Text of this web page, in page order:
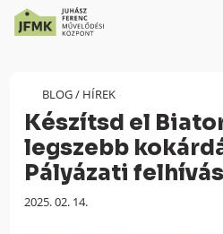
Content
navigációhoz
BLOG/ HÍREK
Készítsd el
legszebb
Pályázati felhívás
Megjelenés
2025. 02. 14.